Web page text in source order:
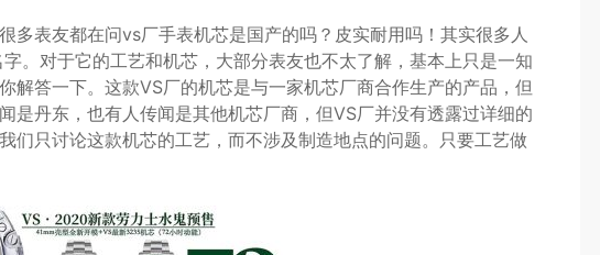
多表友都在问vs厂手表机芯是国产的吗？皮实耐用吗！其实很多人
。对于它的工艺和机芯，大部分表友也不太了解，基本上只是一知
解答一下。这款VS厂的机芯是与一家机芯厂商合作生产的产品，但
是丹东，也有人传闻是其他机芯厂商，但VS厂并没有透露过详细的
们只讨论这款机芯的工艺，而不涉及制造地点的问题。只要工艺做